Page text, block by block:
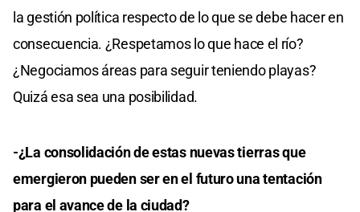
la gestión política respecto de lo que se debe hacer en
consecuencia. ¿Respetamos lo que hace el río?
¿Negociamos áreas para seguir teniendo playas?
Quizá esa sea una posibilidad.
-¿La consolidación de estas nuevas tierras que
emergieron pueden ser en el futuro una tentación
para el avance de la ciudad?